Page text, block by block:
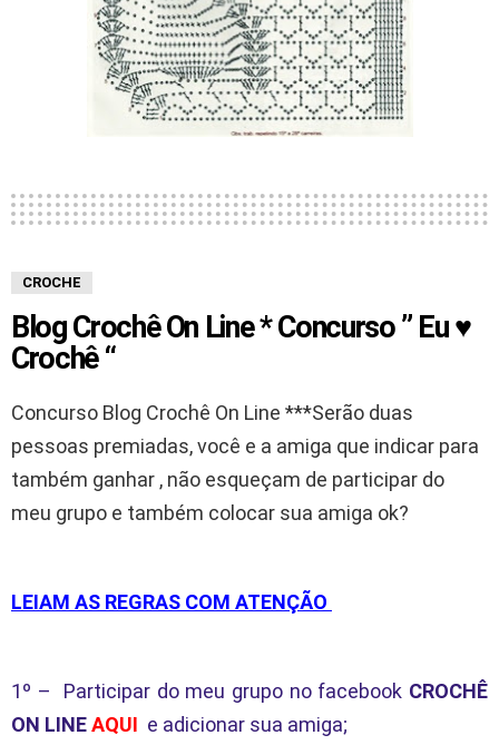
CROCHE
Blog Crochê On Line * Concurso ” Eu ♥
Crochê “
Concurso Blog Crochê On Line ***Serão duas
pessoas premiadas, você e a amiga que indicar para
também ganhar , não esqueçam de participar do
meu grupo e também colocar sua amiga ok?
LEIAM AS REGRAS COM ATENÇÃO
1º – Participar do meu grupo no facebook CROCHÊ
ON LINEAQUI e adicionar sua amiga;